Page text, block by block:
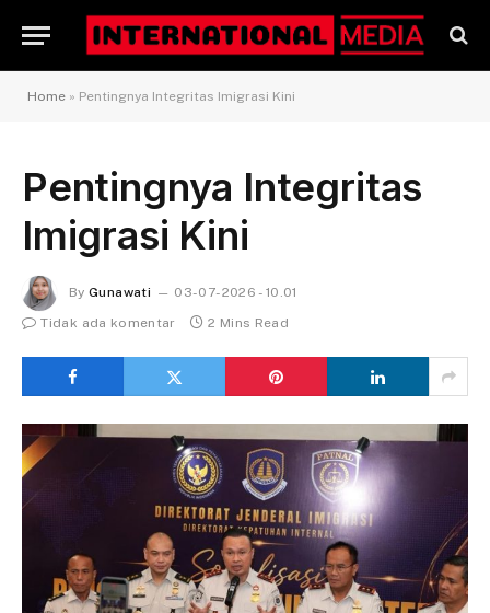
Home » Pentingnya Integritas Imigrasi Kini
Pentingnya Integritas
Imigrasi Kini
By Gunawati
03-07-2026 - 10.01
Tidak ada komentar
2 Mins Read